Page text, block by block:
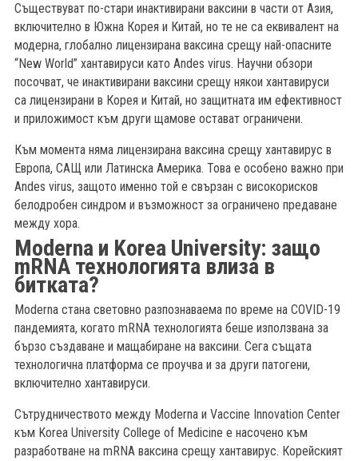
Съществуват по-стари инактивирани ваксини в части от Азия,
включително в Южна Корея и Китай, но те не са еквивалент на
модерна, глобално лицензирана ваксина срещу най-опасните
“New World” хантавируси като Andes virus. Научни обзори
посочват, че инактивирани ваксини срещу някои хантавируси
са лицензирани в Корея и Китай, но защитната им ефективност
и приложимост към други щамове остават ограничени.
Към момента няма лицензирана ваксина срещу хантавирус в
Европа, САЩ или Латинска Америка. Това е особено важно при
Andes virus, защото именно той е свързан с високорисков
белодробен синдром и възможност за ограничено предаване
между хора.
Moderna и Korea University: защо
mRNA технологията влиза в
битката?
Moderna стана световно разпознаваема по време на COVID-19
пандемията, когато mRNA технологията беше използвана за
бързо създаване и мащабиране на ваксини. Сега същата
технологична платформа се проучва и за други патогени,
включително хантавируси.
Сътрудничеството между Moderna и Vaccine Innovation Center
към Korea University College of Medicine е насочено към
разработване на mRNA ваксина срещу хантавирус. Корейският